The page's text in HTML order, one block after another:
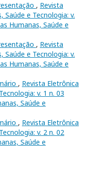
, Revista
Saúde e Tecnologia: v.
Humanas, Saúde e
, Revista
Saúde e Tecnologia: v.
Humanas, Saúde e
, Revista Eletrônica
v. 1 n. 03
Saúde e
, Revista Eletrônica
v. 2 n. 02
Saúde e